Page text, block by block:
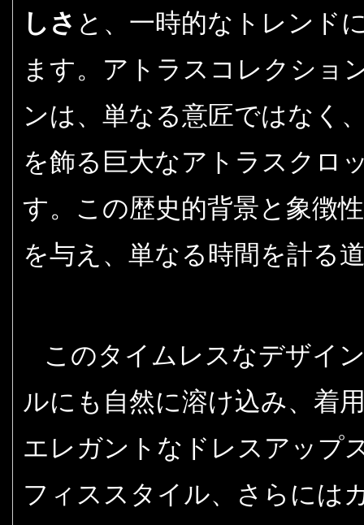
しさ と、一時的なトレンド
ます。アトラスコレクショ
ンは、単なる意匠ではなく
を飾る巨大なアトラスクロ
す。この歴史的背景と象徴
を与え、単なる時間を計る
このタイムレスなデザイ
ルにも自然に溶け込み、着
エレガントなドレスアップ
フィススタイル、さらには